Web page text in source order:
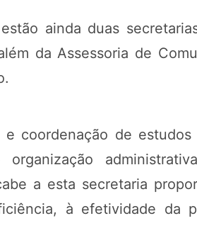
ainda duas
da Assessoria de
coordenação de
a esta secretaria
à efetividade da